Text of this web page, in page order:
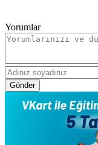
Yorumlar
Gönder